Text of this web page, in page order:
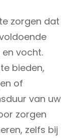
zorgen dat
vocht.
bieden,
of
van uw
zorgen
zelfs bij